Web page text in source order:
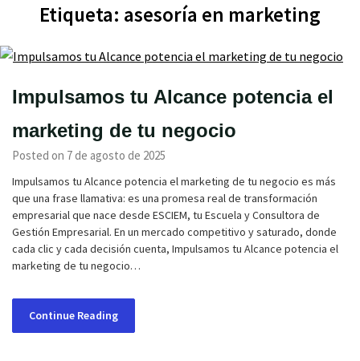
Etiqueta: asesoría en marketing
Impulsamos tu Alcance potencia el
marketing de tu negocio
Posted on 7 de agosto de 2025
Impulsamos tu Alcance potencia el marketing de tu negocio es más
que una frase llamativa: es una promesa real de transformación
empresarial que nace desde ESCIEM, tu Escuela y Consultora de
Gestión Empresarial. En un mercado competitivo y saturado, donde
cada clic y cada decisión cuenta, Impulsamos tu Alcance potencia el
marketing de tu negocio…
Continue Reading